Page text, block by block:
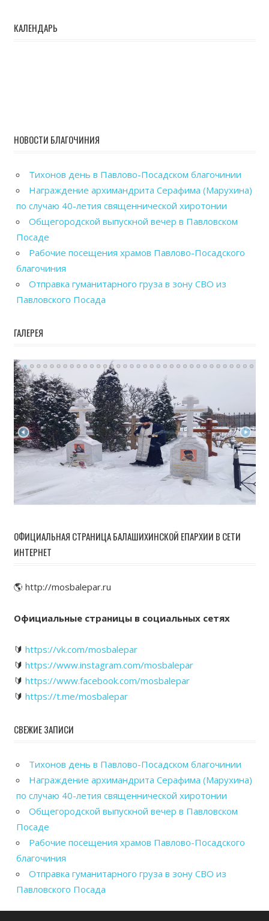
КАЛЕНДАРЬ
НОВОСТИ БЛАГОЧИНИЯ
Тихонов день в Павлово-Посадском благочинии
Награждение архимандрита Серафима (Марухина)
по случаю 40-летия священнической хиротонии
Общегородской выпускной вечер в Павловском
Посаде
Рабочие посещения храмов Павлово-Посадского
благочиния
Отправка гуманитарного груза в зону СВО из
Павловского Посада
ГАЛЕРЕЯ
ОФИЦИАЛЬНАЯ СТРАНИЦА БАЛАШИХИНСКОЙ ЕПАРХИИ В СЕТИ
ИНТЕРНЕТ
🌎 http://mosbalepar.ru
Официальные страницы в социальных сетях
🔰 https://vk.com/mosbalepar
🔰 https://www.instagram.com/mosbalepar
🔰 https://www.facebook.com/mosbalepar
🔰 https://t.me/mosbalepar
СВЕЖИЕ ЗАПИСИ
Тихонов день в Павлово-Посадском благочинии
Награждение архимандрита Серафима (Марухина)
по случаю 40-летия священнической хиротонии
Общегородской выпускной вечер в Павловском
Посаде
Рабочие посещения храмов Павлово-Посадского
благочиния
Отправка гуманитарного груза в зону СВО из
Павловского Посада